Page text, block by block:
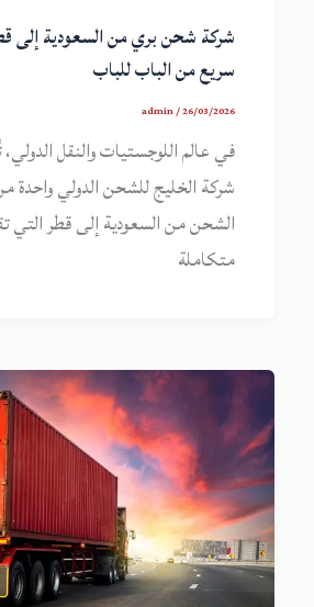
شركة شحن بري من السعودية إلى
سريع من الباب للباب
admin/26/03/2026
في عالم اللوجستيات والنقل
شركة الخليج للشحن الدولي واحدة
الشحن من السعودية إلى قطر التي
متكاملة